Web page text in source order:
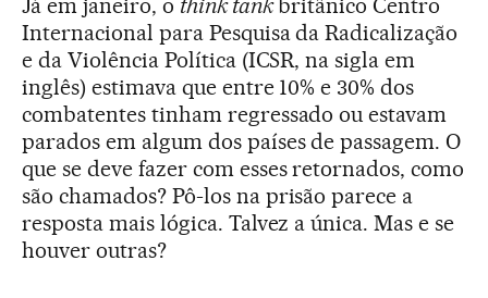
Já em janeiro, o think tankbritânico Centro
Internacional para Pesquisa da Radicalização
e da Violência Política (ICSR, na sigla em
inglês) estimava que entre 10% e 30% dos
combatentes tinham regressado ou estavam
parados em algum dos países de passagem. O
que se deve fazer com esses retornados, como
são chamados? Pô-los na prisão parece a
resposta mais lógica. Talvez a única. Mas e se
houver outras?